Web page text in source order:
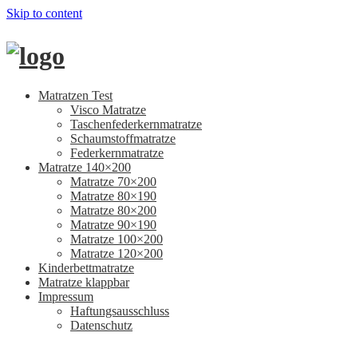
Skip to content
Matratzen Test
Visco Matratze
Taschenfederkernmatratze
Schaumstoffmatratze
Federkernmatratze
Matratze 140×200
Matratze 70×200
Matratze 80×190
Matratze 80×200
Matratze 90×190
Matratze 100×200
Matratze 120×200
Kinderbettmatratze
Matratze klappbar
Impressum
Haftungsausschluss
Datenschutz